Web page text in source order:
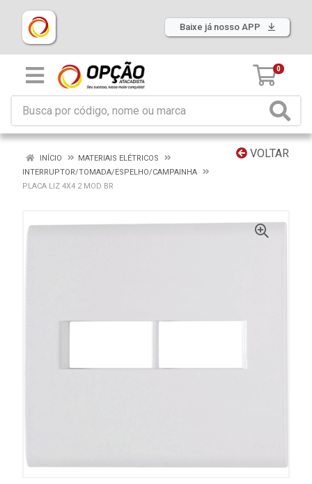
Baixe já nosso APP
0
VOLTAR
INÍCIO
MATERIAIS ELÉTRICOS
INTERRUPTOR/TOMADA/ESPELHO/CAMPAINHA
PLACA LIZ 4X4 2 MOD BR